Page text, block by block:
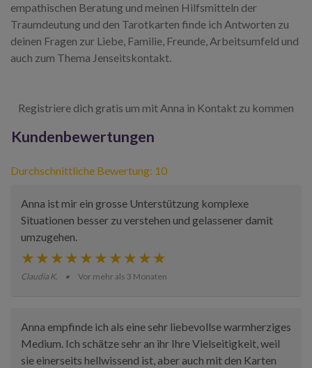
empathischen Beratung und meinen Hilfsmitteln der
Traumdeutung und den Tarotkarten finde ich Antworten zu
deinen Fragen zur Liebe, Familie, Freunde, Arbeitsumfeld und
auch zum Thema Jenseitskontakt.
Registriere dich gratis um mit Anna in Kontakt zu kommen
Kundenbewertungen
Durchschnittliche Bewertung: 10
Anna ist mir ein grosse Unterstützung komplexe
Situationen besser zu verstehen und gelassener damit
umzugehen.
Claudia K. Vor mehr als 3 Monaten
Anna empfinde ich als eine sehr liebevollse warmherziges
Medium. Ich schätze sehr an ihr Ihre Vielseitigkeit, weil
sie einerseits hellwissend ist, aber auch mit den Karten